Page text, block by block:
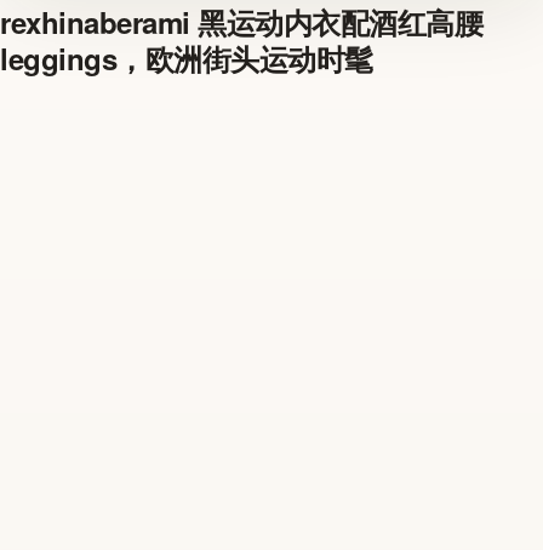
rexhinaberami 黑运动内衣配酒红高腰
leggings，欧洲街头运动时髦